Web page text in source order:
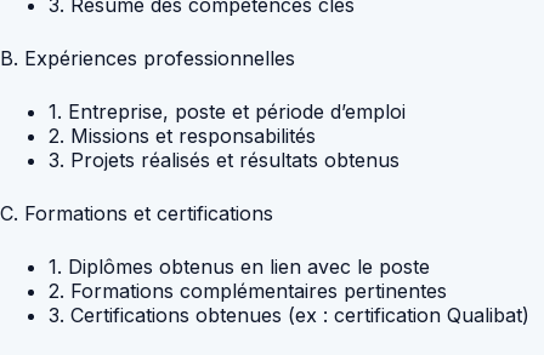
3. Résumé des compétences clés
B. Expériences professionnelles
1. Entreprise, poste et période d’emploi
2. Missions et responsabilités
3. Projets réalisés et résultats obtenus
C. Formations et certifications
1. Diplômes obtenus en lien avec le poste
2. Formations complémentaires pertinentes
3. Certifications obtenues (ex : certification Qualibat)